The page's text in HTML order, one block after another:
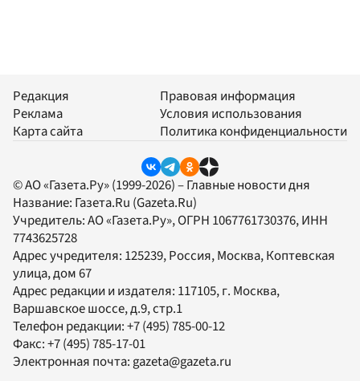
Редакция
Реклама
Карта сайта
Правовая информация
Условия использования
Политика конфиденциальности
© АО «Газета.Ру» (1999-2026) – Главные новости дня
Название: Газета.Ru (Gazeta.Ru)
Учредитель:АО «Газета.Ру», ОГРН 1067761730376, ИНН
7743625728
Адрес учредителя: 125239, Россия, Москва, Коптевская
улица, дом 67
Адрес редакции и издателя: 117105, г. Москва,
Варшавское шоссе, д.9, стр.1
Телефон редакции:+7 (495) 785-00-12
Факс:+7 (495) 785-17-01
Электронная почта: gazeta@gazeta.ru